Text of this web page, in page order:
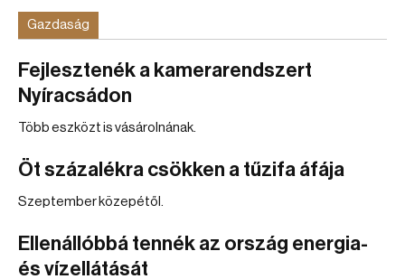
Gazdaság
Fejlesztenék a kamerarendszert
Nyíracsádon
Több eszközt is vásárolnának.
Öt százalékra csökken a tűzifa áfája
Szeptember közepétől.
Ellenállóbbá tennék az ország energia-
és vízellátását